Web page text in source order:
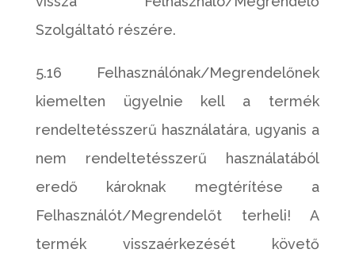
Szolgáltató részére.
5.16 Felhasználónak/Megrendelőnek
kiemelten ügyelnie kell a termék
rendeltetésszerű használatára, ugyanis a
nem rendeltetésszerű használatából
eredő károknak megtérítése a
Felhasználót/Megrendelőt terheli! A
termék visszaérkezését követő